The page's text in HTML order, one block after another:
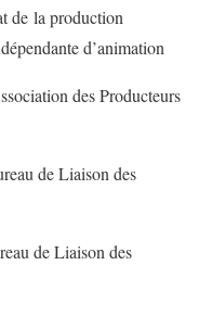
production
d’animation
Producteurs
des
des